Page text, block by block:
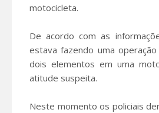
motocicleta.
De acordo com as
estava fazendo uma
dois elementos em uma
atitude suspeita.
Neste momento os policiais